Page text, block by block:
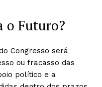
o Futuro?
Congresso será
ou fracasso das
político e a